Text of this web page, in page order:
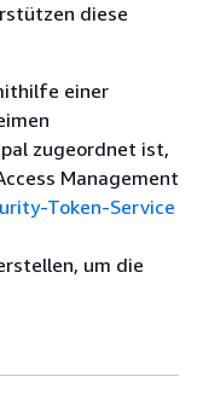
diese
einer
zugeordnet ist,
Management
Token-Service
um die